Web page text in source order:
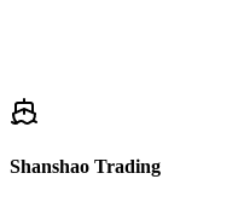
Shanshao Trading